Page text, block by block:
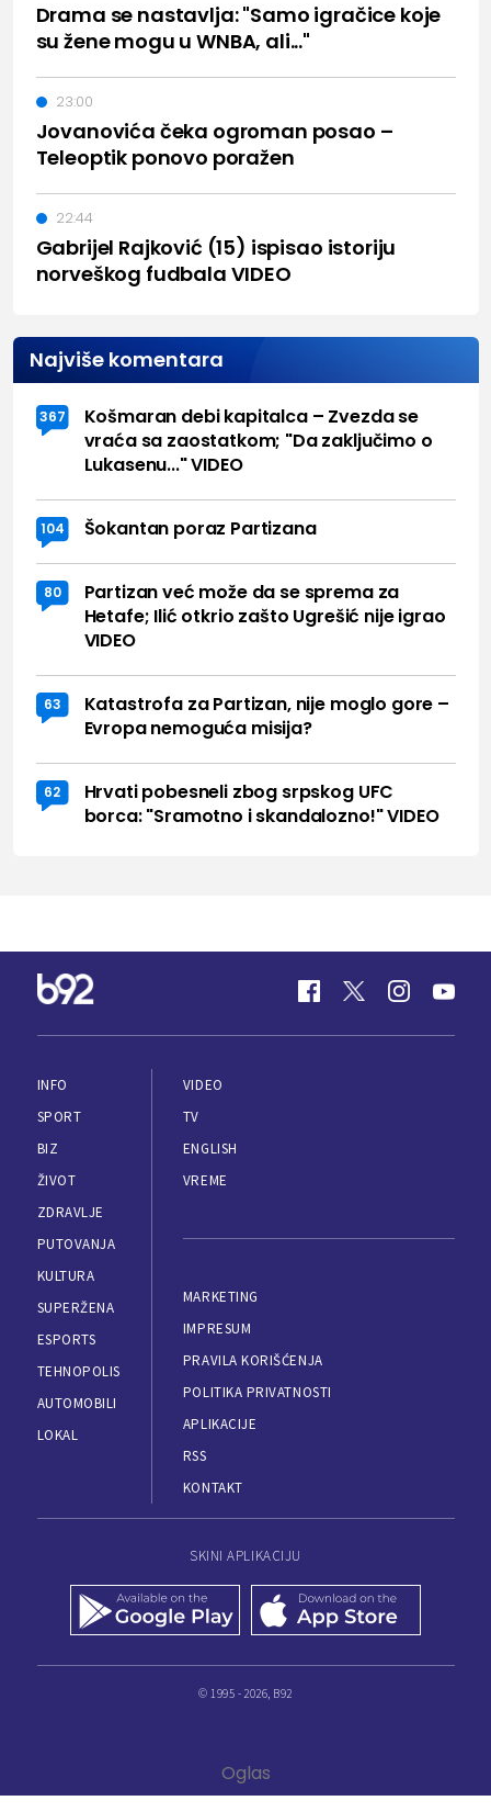
Drama se nastavlja: "Samo igračice koje
su žene mogu u WNBA, ali..."
Jovanovića čeka ogroman posao –
Teleoptik ponovo poražen
23:00
Gabrijel Rajković (15) ispisao istoriju
norveškog fudbala VIDEO
22:44
Najviše komentara
367
Košmaran debi kapitalca – Zvezda se
vraća sa zaostatkom; "Da zaključimo o
Lukasenu..." VIDEO
104 Šokantan poraz Partizana
80
Partizan već može da se sprema za
Hetafe; Ilić otkrio zašto Ugrešić nije igrao
VIDEO
63
Katastrofa za Partizan, nije moglo gore –
Evropa nemoguća misija?
62
Hrvati pobesneli zbog srpskog UFC
borca: "Sramotno i skandalozno!" VIDEO
INFO
SPORT
BIZ
ŽIVOT
ZDRAVLJE
PUTOVANJA
KULTURA
SUPERŽENA
ESPORTS
TEHNOPOLIS
AUTOMOBILI
LOKAL
VIDEO
TV
ENGLISH
VREME
MARKETING
IMPRESUM
PRAVILA KORIŠĆENJA
POLITIKA PRIVATNOSTI
APLIKACIJE
RSS
KONTAKT
SKINI APLIKACIJU
© 1995 - 2026, B92